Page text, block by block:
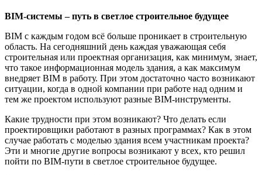
BIM-системы – путь в светлое строительное будущее
BIM с каждым годом всё больше проникает в строительную
область. На сегодняшний день каждая уважающая себя
строительная или проектная организация, как минимум, знает,
что такое информационная модель здания, а как максимум
внедряет BIM в работу. При этом достаточно часто возникают
ситуации, когда в одной компании при работе над одним и
тем же проектом используют разные BIM-инструменты.
Какие трудности при этом возникают? Что делать если
проектировщики работают в разных программах? Как в этом
случае работать с моделью здания всем участникам проекта?
Эти и многие другие вопросы возникают у всех, кто решил
пойти по BIM-пути в светлое строительное будущее.